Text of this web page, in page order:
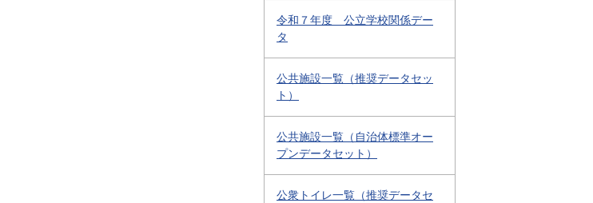
令和７年度 公立学校関係デー
タ
公共施設一覧（推奨データセッ
ト）
公共施設一覧（自治体標準オー
プンデータセット）
公衆トイレ一覧（推奨データセ